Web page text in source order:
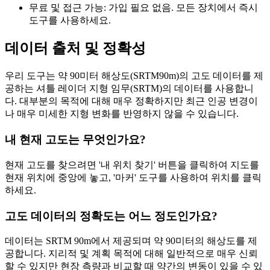
무료 및 접근 가능: 가입 필요 없음. 모든 장치에서 즉시
도구를 사용하세요.
데이터 출처 및 정확성
우리 도구는 약 90미터 해상도(SRTM90m)의 고도 데이터를 제
공하는 셔틀 레이더 지형 임무(SRTM)의 데이터를 사용합니
다. 대부분의 목적에 대해 매우 정확하지만 최근 인공 변경이
나 매우 미세한 지형 변화를 반영하지 않을 수 있습니다.
내 현재 고도는 무엇인가요?
현재 고도를 찾으려면 '내 위치 찾기' 버튼을 클릭하여 지도를
현재 위치에 중앙에 놓고, '마커' 도구를 사용하여 위치를 클릭
하세요.
고도 데이터의 정확도는 어느 정도인가요?
데이터는 SRTM 90m에서 제공되며 약 90미터의 해상도를 제
공합니다. 지리적 및 계획 목적에 대해 일반적으로 매우 신뢰
할 수 있지만 현장 측량과 비교할 때 약간의 변동이 있을 수 있